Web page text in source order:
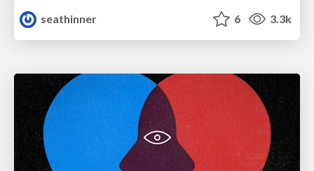
seathinner
6 3.3k